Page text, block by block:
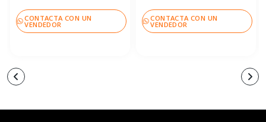
CONTACTA CON UN
VENDEDOR
CONTACTA CON UN
VENDEDOR